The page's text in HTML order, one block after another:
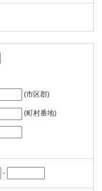
(市区郡)
(町村番地)
-